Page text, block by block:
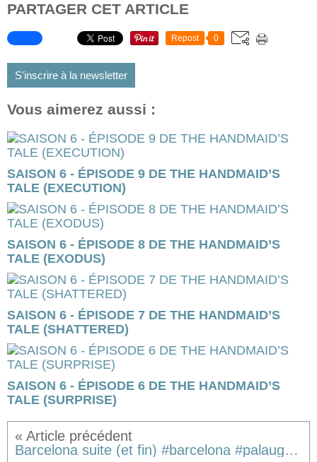
PARTAGER CET ARTICLE
Repost 0
S'inscrire à la newsletter
Vous aimerez aussi :
SAISON 6 - ÉPISODE 9 DE THE HANDMAID’S
TALE (EXECUTION)
SAISON 6 - ÉPISODE 8 DE THE HANDMAID’S
TALE (EXODUS)
SAISON 6 - ÉPISODE 7 DE THE HANDMAID’S
TALE (SHATTERED)
SAISON 6 - ÉPISODE 6 DE THE HANDMAID’S
TALE (SURPRISE)
Barcelona suite (et fin) #barcelona #palauguell #palaugüell #parkguell #holidays #holiday #spain #catalunya #gaudi #travel #family #familytime @Barcelona, Spain